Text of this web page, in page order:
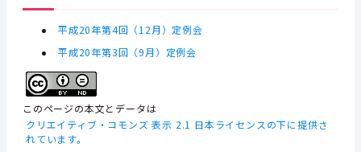
平成20年第4回（12月）定例会
平成20年第3回（9月）定例会
このページの本文とデータは
クリエイティブ・コモンズ 表示 2.1 日本ライセンスの下に提供さ
れています。